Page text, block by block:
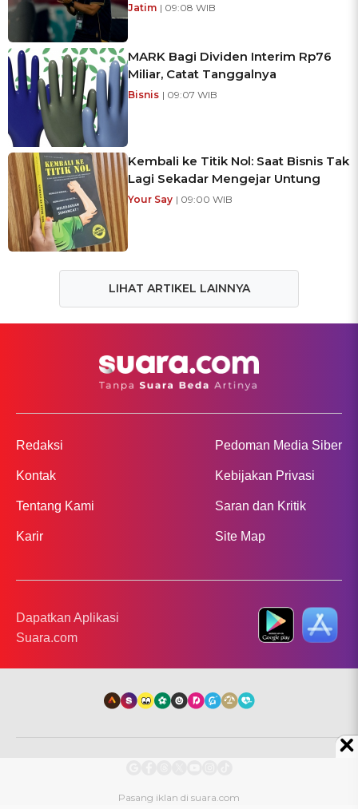
Jatim | 09:08 WIB
MARK Bagi Dividen Interim Rp76
Miliar, Catat Tanggalnya
Bisnis | 09:07 WIB
Kembali ke Titik Nol: Saat Bisnis Tak
Lagi Sekadar Mengejar Untung
Your Say | 09:00 WIB
LIHAT ARTIKEL LAINNYA
Redaksi
Kontak
Tentang Kami
Karir
Pedoman Media Siber
Kebijakan Privasi
Saran dan Kritik
Site Map
Dapatkan Aplikasi
Suara.com